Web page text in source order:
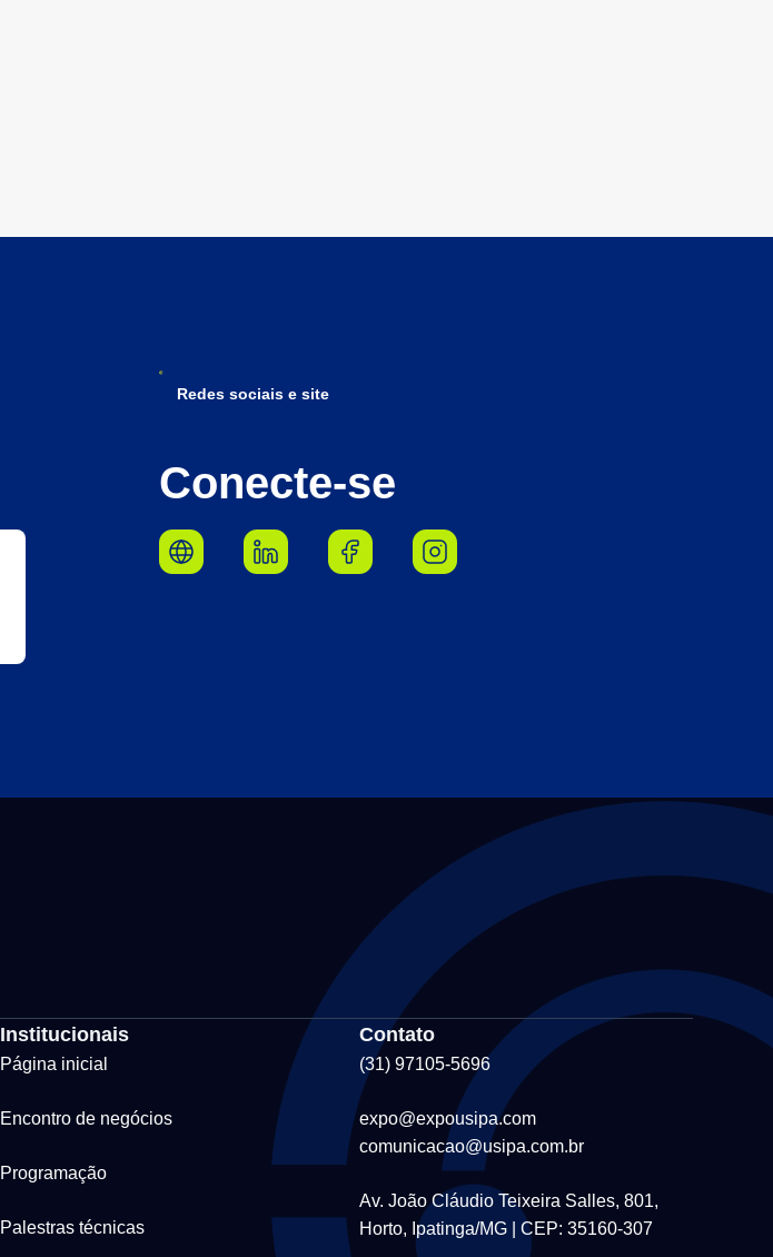
Redes sociais e site
Conecte-se
Institucionais
Página inicial
Encontro de negócios
Programação
Palestras técnicas
Contato
(31) 97105-5696
expo@expousipa.com
comunicacao@usipa.com.br
Av. João Cláudio Teixeira Salles, 801,
Horto, Ipatinga/MG | CEP: 35160-307